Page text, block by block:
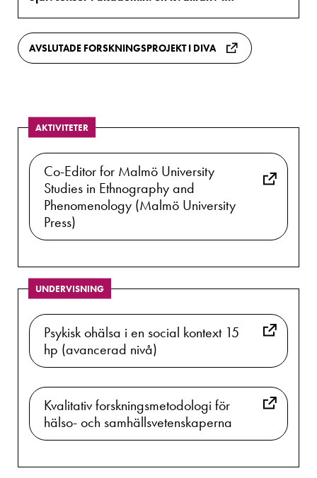
AVSLUTADE FORSKNINGSPROJEKT I DIVA
AKTIVITETER
Co-Editor for Malmö University
Studies in Ethnography and
Phenomenology (Malmö University
Press)
UNDERVISNING
Psykisk ohälsa i en social kontext 15
hp (avancerad nivå)
Kvalitativ forskningsmetodologi för
hälso- och samhällsvetenskaperna